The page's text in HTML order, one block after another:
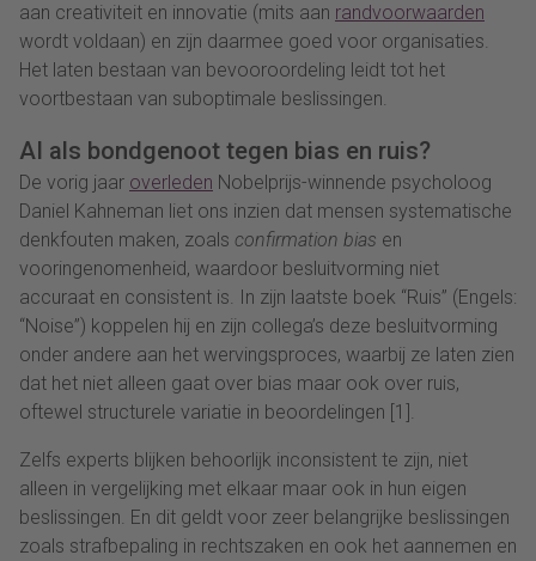
aan creativiteit en innovatie (mits aan randvoorwaarden
wordt voldaan) en zijn daarmee goed voor organisaties.
Het laten bestaan van bevooroordeling leidt tot het
voortbestaan van suboptimale beslissingen.
AI als bondgenoot tegen bias en ruis?
De vorig jaar overleden Nobelprijs-winnende psycholoog
Daniel Kahneman liet ons inzien dat mensen systematische
denkfouten maken, zoals confirmation bias en
vooringenomenheid, waardoor besluitvorming niet
accuraat en consistent is. In zijn laatste boek “Ruis” (Engels:
“Noise”) koppelen hij en zijn collega’s deze besluitvorming
onder andere aan het wervingsproces, waarbij ze laten zien
dat het niet alleen gaat over bias maar ook over ruis,
oftewel structurele variatie in beoordelingen [1].
Zelfs experts blijken behoorlijk inconsistent te zijn, niet
alleen in vergelijking met elkaar maar ook in hun eigen
beslissingen. En dit geldt voor zeer belangrijke beslissingen
zoals strafbepaling in rechtszaken en ook het aannemen en